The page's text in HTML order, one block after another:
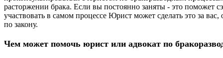
расторжении брака. Если вы постоянно заняты - это поможет
участвовать в самом процессе Юрист может сделать это за вас,
по закону.
Чем может помочь юрист или адвокат по